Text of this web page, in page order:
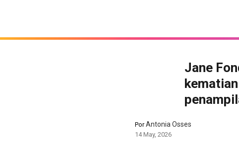
Jane
PorAntonia Osses
14 May, 2026